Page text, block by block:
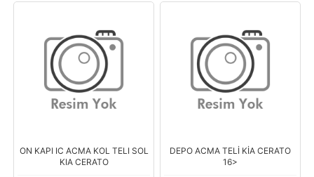
ON KAPI IC ACMA KOL TELI SOL
KIA CERATO
DEPO ACMA TELİ KİA CERATO
16>